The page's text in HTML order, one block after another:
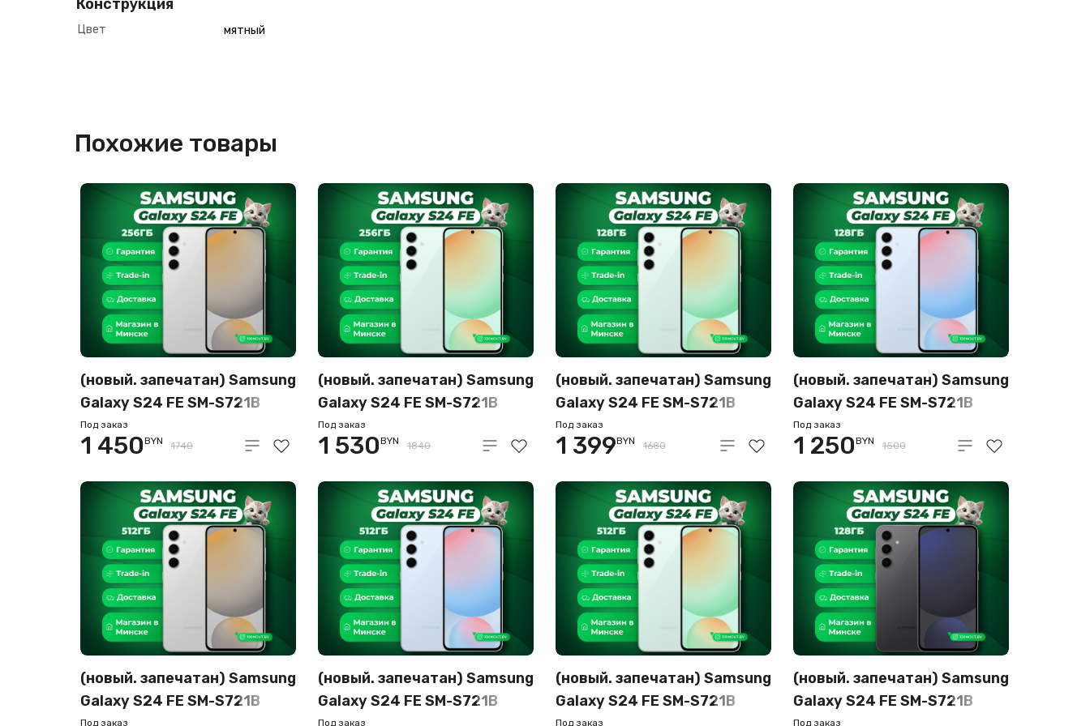
Конструкция
Цвет мятный
Похожие товары
(новый. запечатан) Samsung
Galaxy S24 FE SM-S721B
8GB/256GB (серый)
Под заказ
1 450BYN 1740
(новый. запечатан) Samsung
Galaxy S24 FE SM-S721B
8GB/256GB (мятный)
Под заказ
1 530BYN 1840
(новый. запечатан) Samsung
Galaxy S24 FE SM-S721B
8GB/128GB (мятный)
Под заказ
1 399BYN 1680
(новый. запечатан) Samsung
Galaxy S24 FE SM-S721B
8GB/128GB (голубой)
Под заказ
1 250BYN 1500
(новый. запечатан) Samsung
Galaxy S24 FE SM-S721B
Под заказ
(новый. запечатан) Samsung
Galaxy S24 FE SM-S721B
Под заказ
(новый. запечатан) Samsung
Galaxy S24 FE SM-S721B
Под заказ
(новый. запечатан) Samsung
Galaxy S24 FE SM-S721B
Под заказ